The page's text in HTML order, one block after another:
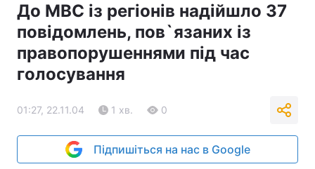
До МВС із регіонів надійшло 37
повідомлень, пов`язаних із
правопорушеннями під час
голосування
01:27, 22.11.04 1 хв. 0
Підпишіться на нас в Google